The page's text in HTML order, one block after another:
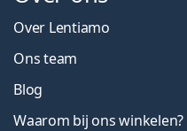
Over Lentiamo
Ons team
Blog
Waarom bij ons winkelen?